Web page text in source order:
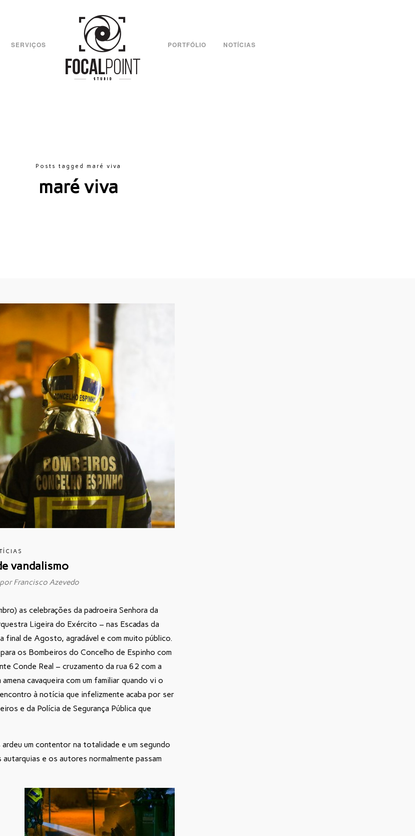
SERVIÇOS PORTFÓLIO NOTÍCIAS
Posts tagged maré viva
maré viva
vandalismo
Francisco Azevedo
as celebrações da padroeira Senhora da
Ligeira do Exército – nas Escadas da
final de Agosto, agradável e com muito público.
os Bombeiros do Concelho de Espinho com
Conde Real – cruzamento da rua 62 com a
cavaqueira com um familiar quando vi o
à notícia que infelizmente acaba por ser
e da Polícia de Segurança Pública que
um contentor na totalidade e um segundo
e os autores normalmente passam